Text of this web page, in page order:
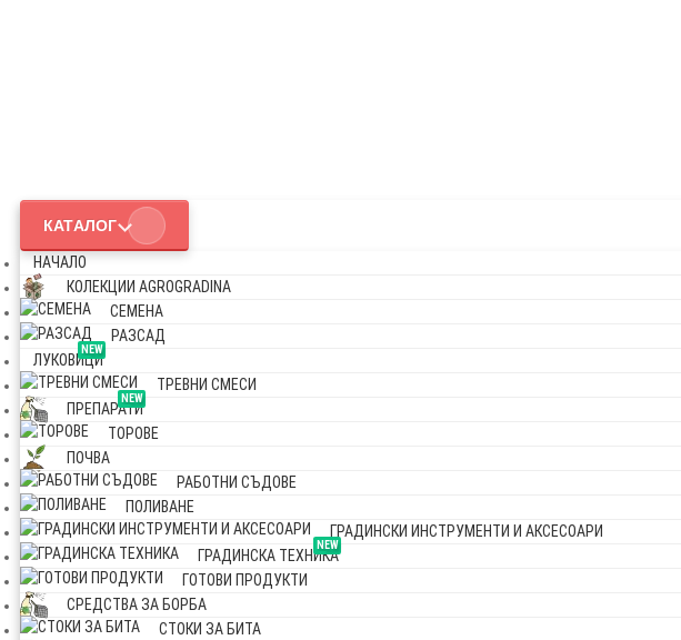
КАТАЛОГ
НАЧАЛО
КОЛЕКЦИИ AGROGRADINA
СЕМЕНА
РАЗСАД
NEW
ЛУКОВИЦИ
ТРЕВНИ СМЕСИ
NEW
ПРЕПАРАТИ
ТОРОВЕ
ПОЧВА
РАБОТНИ СЪДОВЕ
ПОЛИВАНЕ
ГРАДИНСКИ ИНСТРУМЕНТИ И АКСЕСОАРИ
NEW
ГРАДИНСКА ТЕХНИКА
ГОТОВИ ПРОДУКТИ
СРЕДСТВА ЗА БОРБА
СТОКИ ЗА БИТА